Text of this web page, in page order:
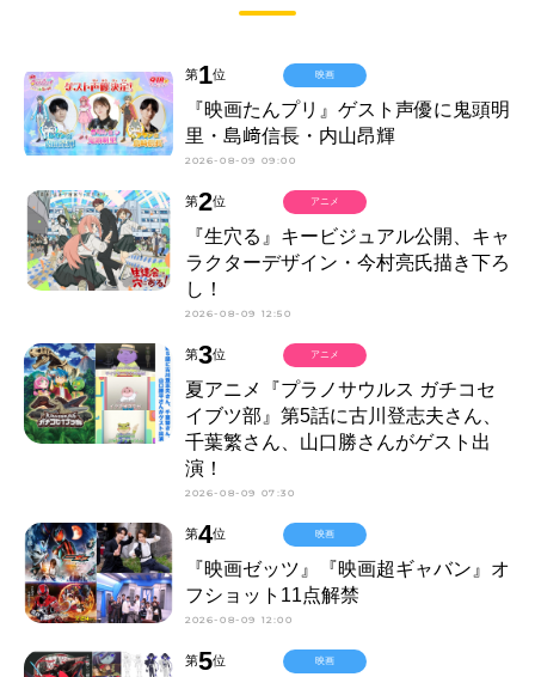
第1位
『映画たんプリ』ゲスト声優に鬼頭明
里・島﨑信長・内山昂輝
2026-08-09 09:00
映画
第2位
『生穴る』キービジュアル公開、キャ
ラクターデザイン・今村亮氏描き下ろ
し！
2026-08-09 12:50
アニメ
第3位
夏アニメ『プラノサウルス ガチコセ
イブツ部』第5話に古川登志夫さん、
千葉繁さん、山口勝さんがゲスト出
演！
2026-08-09 07:30
アニメ
第4位
『映画ゼッツ』『映画超ギャバン』オ
フショット11点解禁
2026-08-09 12:00
映画
第5位 映画